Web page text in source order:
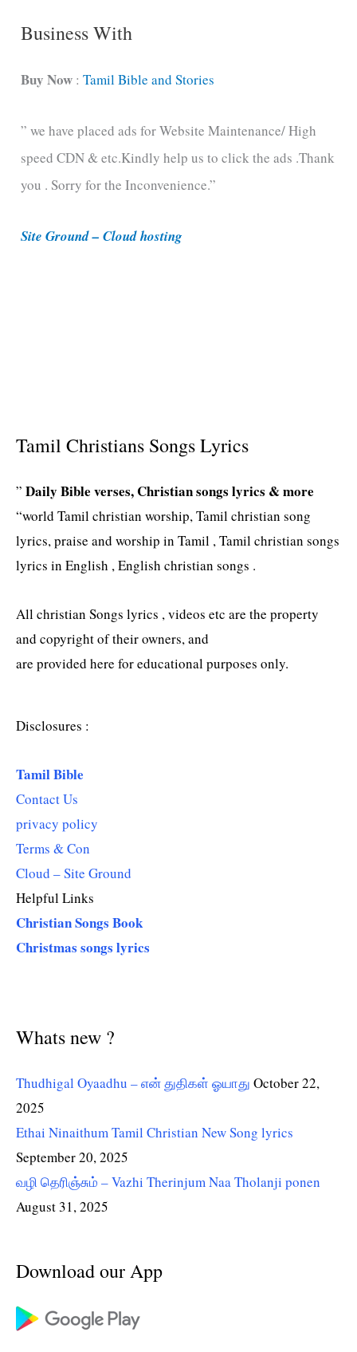
C
t
g
o
r
e
Business With
Buy Now :Tamil Bible and Stories
” we have placed ads for Website Maintenance/ High
speed CDN & etc.Kindly help us to click the ads .Thank
you . Sorry for the Inconvenience.”
Site Ground – Cloud hosting
Tamil Christians Songs Lyrics
” Daily Bible verses, Christian songs lyrics & more
“world Tamil christian worship, Tamil christian song
lyrics, praise and worship in Tamil , Tamil christian songs
lyrics in English , English christian songs .
All christian Songs lyrics , videos etc are the property
and copyright of their owners, and
are provided here for educational purposes only.
Disclosures :
Tamil Bible
Contact Us
privacy policy
Terms & Con
Cloud – Site Ground
Helpful Links
Christian Songs Book
Christmas songs lyrics
Whats new ?
Thudhigal Oyaadhu – என் துதிகள் ஓயாது October 22,
2025
Ethai Ninaithum Tamil Christian New Song lyrics
September 20, 2025
வழி தெரிஞ்சும் – Vazhi Therinjum Naa Tholanji ponen
August 31, 2025
Download our App